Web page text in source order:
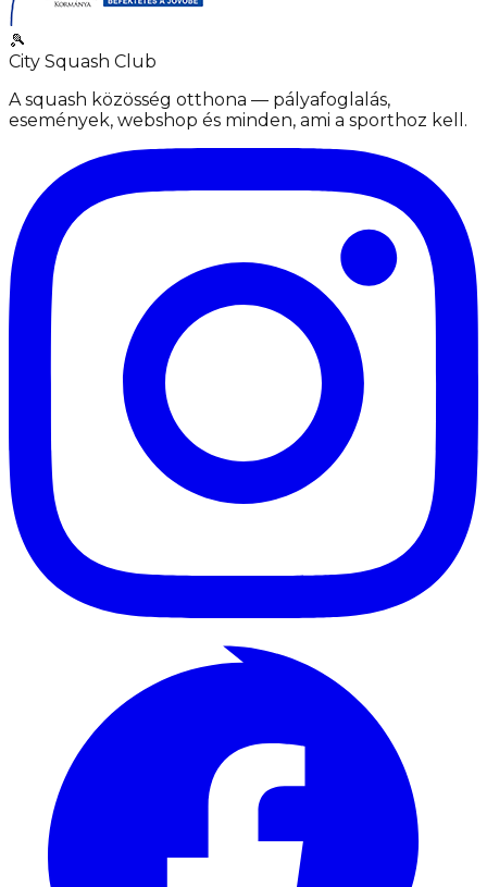
🎾
City Squash Club
A squash közösség otthona — pályafoglalás,
események, webshop és minden, ami a sporthoz kell.